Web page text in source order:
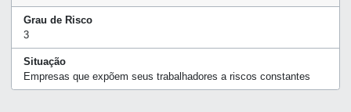
Grau de Risco
3
Situação
Empresas que expõem seus trabalhadores a riscos constantes